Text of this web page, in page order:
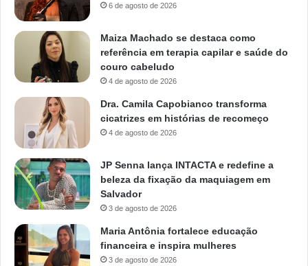
6 de agosto de 2026
Maiza Machado se destaca como
referência em terapia capilar e saúde do
couro cabeludo
4 de agosto de 2026
Dra. Camila Capobianco transforma
cicatrizes em histórias de recomeço
4 de agosto de 2026
JP Senna lança INTACTA e redefine a
beleza da fixação da maquiagem em
Salvador
3 de agosto de 2026
Maria Antônia fortalece educação
financeira e inspira mulheres
3 de agosto de 2026